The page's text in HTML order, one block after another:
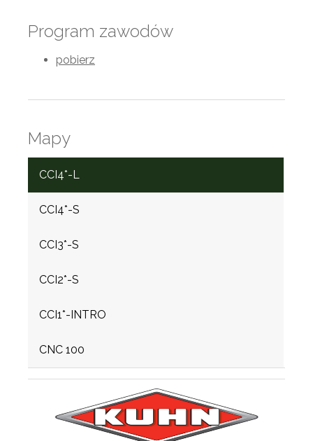
Program zawodów
pobierz
Mapy
CCI4*-L
CCI4*-S
CCI3*-S
CCI2*-S
CCI1*-INTRO
CNC 100